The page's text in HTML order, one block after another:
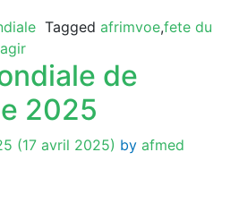
Tagged afrimvoe,fete du
de
2025
(17 avril 2025) by afmed